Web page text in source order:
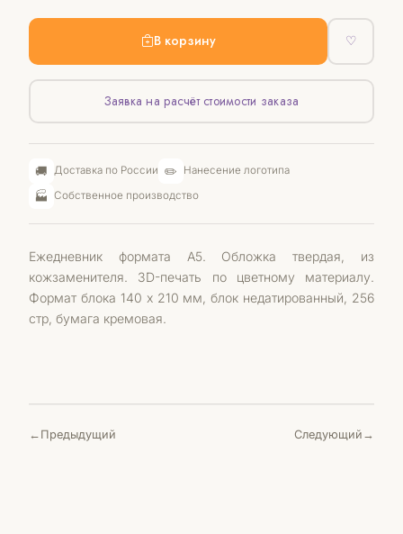
В корзину ♡
Заявка на расчёт стоимости заказа
🚚 Доставка по России ✏️ Нанесение логотипа
🏭 Собственное производство
Ежедневник формата А5. Обложка твердая, из
кожзаменителя. 3D-печать по цветному материалу.
Формат блока 140 х 210 мм, блок недатированный, 256
стр, бумага кремовая.
Предыдущий Следующий